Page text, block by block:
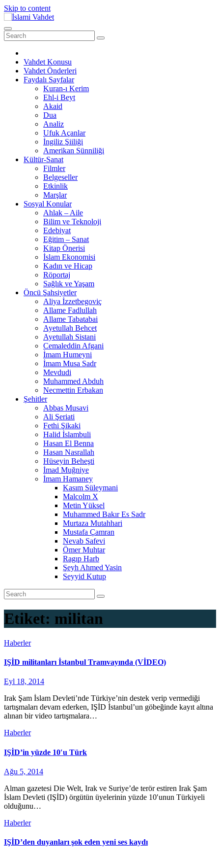
Skip to content
Vahdet Konusu
Vahdet Önderleri
Faydalı Sayfalar
Kuran-ı Kerim
Ehl-i Beyt
Akaid
Dua
Analiz
Ufuk Açanlar
İngiliz Şiiliği
Amerikan Sünniliği
Kültür-Sanat
Filmler
Belgeseller
Etkinlik
Marşlar
Sosyal Konular
Ahlak – Aile
Bilim ve Teknoloji
Edebiyat
Eğitim – Sanat
Kitap Önerisi
İslam Ekonomisi
Kadın ve Hicap
Röportaj
Sağlık ve Yaşam
Öncü Şahsiyetler
Aliya İzzetbegoviç
Allame Fadlullah
Allame Tabatabai
Ayetullah Behcet
Ayetullah Sistani
Cemaleddin Afgani
İmam Humeyni
İmam Musa Sadr
Mevdudi
Muhammed Abduh
Necmettin Erbakan
Şehitler
Abbas Musavi
Ali Şeriati
Fethi Şikaki
Halid İslambuli
Hasan El Benna
Hasan Nasrallah
Hüseyin Beheşti
İmad Muğniye
İmam Hamaney
Kasım Süleymani
Malcolm X
Metin Yüksel
Muhammed Bakır Es Sadr
Murtaza Mutahhari
Mustafa Çamran
Nevab Safevi
Ömer Muhtar
Ragıp Harb
Şeyh Ahmed Yasin
Seyyid Kutup
Etiket: militan
Haberler
IŞİD militanları İstanbul Tramvayında (VİDEO)
Eyl 18, 2014
Irak Şam İslam Devleti’nde Türkiye’nin destek verip vermediği
tartışmaları devam ederken, IŞİD İstanbul’un göbeğinde kayıt altına
alınan bir video tartışmalara…
Haberler
IŞİD’in yüzde 10′u Türk
Ağu 5, 2014
Alman gazetesi Die Welt, Irak ve Suriye’de terör estiren Irak Şam
İslam Devleti (IŞİD) örgütün üyelerinin yüzde 10′unun Türkiyeli
olduğunu…
Haberler
IŞİD’den duyanları şok eden yeni ses kaydı